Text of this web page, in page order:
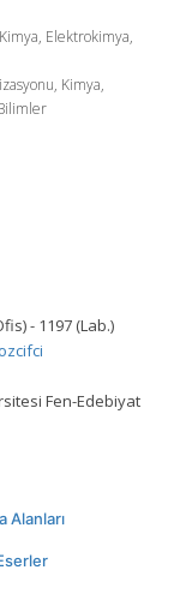
Elektrokimya,
Kimya,
- 1197 (Lab.)
Fen-Edebiyat
Alanları